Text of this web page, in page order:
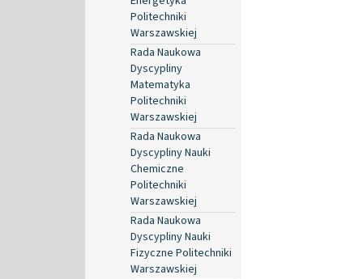
Politechniki
Warszawskiej
Rada Naukowa
Dyscypliny
Matematyka
Politechniki
Warszawskiej
Rada Naukowa
Dyscypliny Nauki
Chemiczne
Politechniki
Warszawskiej
Rada Naukowa
Dyscypliny Nauki
Fizyczne Politechniki
Warszawskiej